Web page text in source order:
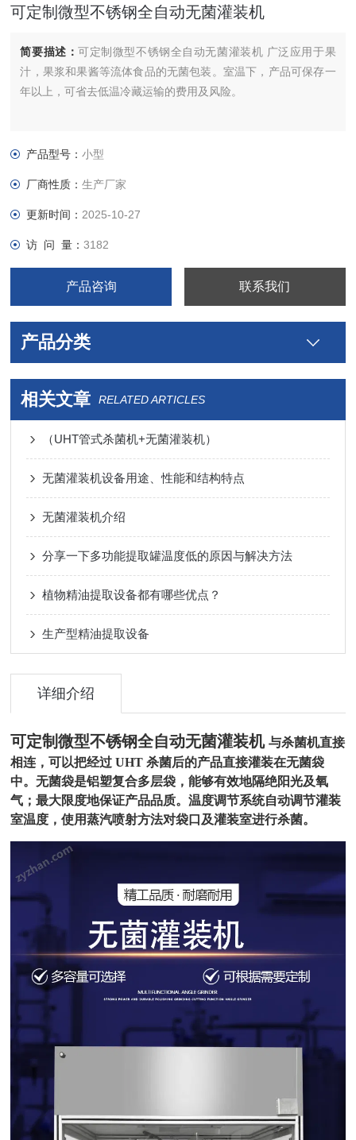
可定制微型不锈钢全自动无菌灌装机
简要描述：可定制微型不锈钢全自动无菌灌装机 广泛应用于果
汁，果浆和果酱等流体食品的无菌包装。室温下，产品可保存一
年以上，可省去低温冷藏运输的费用及风险。
产品型号：小型
厂商性质：生产厂家
更新时间： 2025-10-27
访 问 量：3182
产品咨询 联系我们
产品分类
相关文章 RELATED ARTICLES
（UHT管式杀菌机+无菌灌装机）
无菌灌装机设备用途、性能和结构特点
无菌灌装机介绍
分享一下多功能提取罐温度低的原因与解决方法
植物精油提取设备都有哪些优点？
生产型精油提取设备
详细介绍
可定制微型不锈钢全自动无菌灌装机 与杀菌机直接
相连，可以把经过 UHT 杀菌后的产品直接灌装在无菌袋
中。无菌袋是铝塑复合多层袋，能够有效地隔绝阳光及氧
气；最大限度地保证产品品质。温度调节系统自动调节灌装
室温度，使用蒸汽喷射方法对袋口及灌装室进行杀菌。